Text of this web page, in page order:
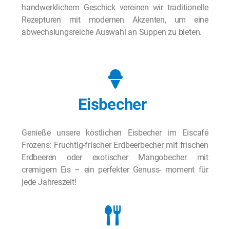
handwerklichem Geschick vereinen wir traditionelle
Rezepturen mit modernen Akzenten, um eine
abwechslungsreiche Auswahl an Suppen zu bieten.
Eisbecher
Genieße unsere köstlichen Eisbecher im Eiscafé
Frozens: Fruchtig-frischer Erdbeerbecher mit frischen
Erdbeeren oder exotischer Mangobecher mit
cremigem Eis – ein perfekter Genuss- moment für
jede Jahreszeit!